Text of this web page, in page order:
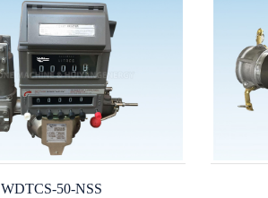
WDTCS-50-NSS